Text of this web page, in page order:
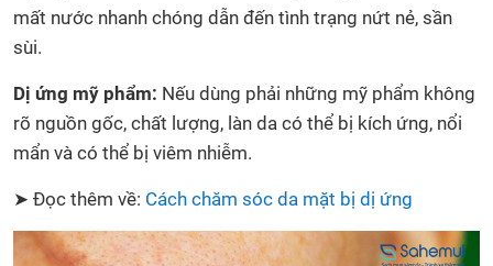
mất nước nhanh chóng dẫn đến tình trạng nứt nẻ, sần
sùi.
Dị ứng mỹ phẩm: Nếu dùng phải những mỹ phẩm không
rõ nguồn gốc, chất lượng, làn da có thể bị kích ứng, nổi
mẩn và có thể bị viêm nhiễm.
➤ Đọc thêm về: Cách chăm sóc da mặt bị dị ứng